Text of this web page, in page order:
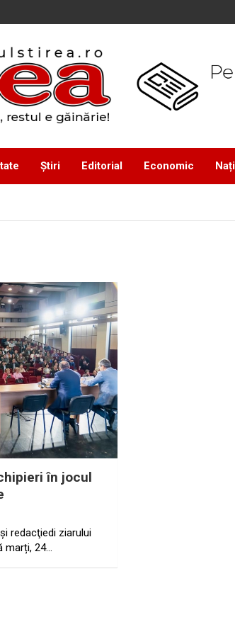
Știri Editorial Economic
în jocul
redacţiedi ziarului
marți, 24…